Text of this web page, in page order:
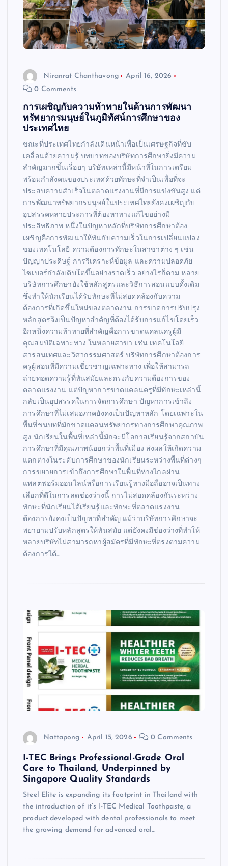
Niranrat Chanthavong
April 16, 2026
0 Comments
การเผชิญกับความท้าทายในด้านการพัฒนา
ทรัพยากรมนุษย์ในภูมิทัศน์การศึกษาของ
ประเทศไทย
ขณะที่ประเทศไทยกำลังเดินหน้าเพื่อเป็นเศรษฐกิจที่ขับ
เคลื่อนด้วยความรู้ บทบาทของบริษัทการศึกษายิ่งมีความ
สำคัญมากขึ้นเรื่อยๆ บริษัทเหล่านี้มีหน้าที่ในการเตรียม
พร้อมกำลังคนของประเทศด้วยทักษะที่จำเป็นเพื่อที่จะ
ประสบความสำเร็จในตลาดแรงงานที่มีการแข่งขันสูง แต่
การพัฒนาทรัพยากรมนุษย์ในประเทศไทยยังคงเผชิญกับ
อุปสรรคหลายประการที่ต้องหาทางแก้ไขอย่างมี
ประสิทธิภาพ หนึ่งในปัญหาหลักที่บริษัทการศึกษาต้อง
เผชิญคือการพัฒนาให้ทันกับความเร็วในการเปลี่ยนแปลง
ของเทคโนโลยี ความต้องการทักษะในสาขาต่าง ๆ เช่น
ปัญญาประดิษฐ์ การวิเคราะห์ข้อมูล และความปลอดภัย
ไซเบอร์กำลังเติบโตขึ้นอย่างรวดเร็ว อย่างไรก็ตาม หลาย
บริษัทการศึกษายังใช้หลักสูตรและวิธีการสอนแบบดั้งเดิม
ซึ่งทำให้นักเรียนได้รับทักษะที่ไม่สอดคล้องกับความ
ต้องการที่เกิดขึ้นใหม่ของตลาดงาน การขาดการปรับปรุง
หลักสูตรจึงเป็นปัญหาสำคัญที่ต้องได้รับการแก้ไขโดยเร็ว
อีกหนึ่งความท้าทายที่สำคัญคือการขาดแคลนครูผู้มี
คุณสมบัติเฉพาะทาง ในหลายสาขา เช่น เทคโนโลยี
สารสนเทศและวิศวกรรมศาสตร์ บริษัทการศึกษาต้องการ
ครูผู้สอนที่มีความเชี่ยวชาญเฉพาะทาง เพื่อให้สามารถ
ถ่ายทอดความรู้ที่ทันสมัยและตรงกับความต้องการของ
ตลาดแรงงาน แต่ปัญหาการขาดแคลนครูที่มีทักษะเหล่านี้
กลับเป็นอุปสรรคในการจัดการศึกษา ปัญหาการเข้าถึง
การศึกษาที่ไม่เสมอภาคยังคงเป็นปัญหาหลัก โดยเฉพาะใน
พื้นที่ชนบทที่มักขาดแคลนทรัพยากรทางการศึกษาคุณภาพ
สูง นักเรียนในพื้นที่เหล่านี้มักจะมีโอกาสเรียนรู้จากสถาบัน
การศึกษาที่มีคุณภาพน้อยกว่าพื้นที่เมือง ส่งผลให้เกิดความ
แตกต่างในระดับการศึกษาของนักเรียนระหว่างพื้นที่ต่างๆ
การขยายการเข้าถึงการศึกษาในพื้นที่ห่างไกลผ่าน
แพลตฟอร์มออนไลน์หรือการเรียนรู้ทางมือถืออาจเป็นทาง
เลือกที่ดีในการลดช่องว่างนี้ การไม่สอดคล้องกันระหว่าง
ทักษะที่นักเรียนได้เรียนรู้และทักษะที่ตลาดแรงงาน
ต้องการยังคงเป็นปัญหาที่สำคัญ แม้ว่าบริษัทการศึกษาจะ
พยายามปรับหลักสูตรให้ทันสมัย แต่ยังคงมีช่องว่างที่ทำให้
หลายบริษัทไม่สามารถหาผู้สมัครที่มีทักษะที่ตรงตามความ
ต้องการได้…
Nattapong April 15, 2026 0 Comments
I-TEC Brings Professional-Grade Oral
Care to Thailand, Underpinned by
Singapore Quality Standards
Steel Elite is expanding its footprint in Thailand with
the introduction of it’s I-TEC Medical Toothpaste, a
product developed with dental professionals to meet
the growing demand for advanced oral…